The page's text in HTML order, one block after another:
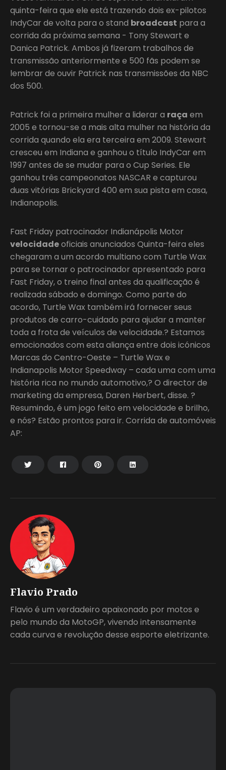
Flavio Prado
Flavio é um verdadeiro apaixonado por motos e
pelo mundo da MotoGP, vivendo intensamente
cada curva e revolução desse esporte eletrizante.
quinta-feira que ele está trazendo dois ex-pilotos
IndyCar de volta para o stand broadcast para a
corrida da próxima semana - Tony Stewart e
Danica Patrick. Ambos já fizeram trabalhos de
transmissão anteriormente e 500 fãs podem se
lembrar de ouvir Patrick nas transmissões da NBC
dos 500.
Patrick foi a primeira mulher a liderar a raça em
2005 e tornou-se a mais alta mulher na história da
corrida quando ela era terceira em 2009. Stewart
cresceu em Indiana e ganhou o título IndyCar em
1997 antes de se mudar para o Cup Series. Ele
ganhou três campeonatos NASCAR e capturou
duas vitórias Brickyard 400 em sua pista em casa,
Indianapolis.
Fast Friday patrocinador Indianápolis Motor
velocidadeoficiais anunciados Quinta-feira eles
chegaram a um acordo multiano com Turtle Wax
para se tornar o patrocinador apresentado para
Fast Friday, o treino final antes da qualificação é
realizada sábado e domingo. Como parte do
acordo, Turtle Wax também irá fornecer seus
produtos de carro-cuidado para ajudar a manter
toda a frota de veículos de velocidade.? Estamos
emocionados com esta aliança entre dois icónicos
Marcas do Centro-Oeste – Turtle Wax e
Indianapolis Motor Speedway – cada uma com uma
história rica no mundo automotivo,? O director de
marketing da empresa, Daren Herbert, disse. ?
Resumindo, é um jogo feito em velocidade e brilho,
e nós? Estão prontos para ir. Corrida de automóveis
AP: